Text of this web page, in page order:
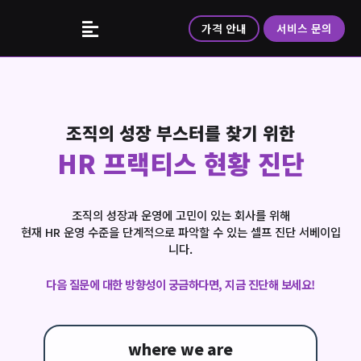
가격 안내 서비스 문의
조직의 성장 부스터를 찾기 위한
HR 프랙티스 현황 진단
조직의 성장과 운영에 고민이 있는 회사를 위해
현재 HR 운영 수준을 단계적으로 파악할 수 있는 셀프 진단 서베이입
니다.
다음 질문에 대한 방향성이 궁금하다면, 지금 진단해 보세요!
where we are